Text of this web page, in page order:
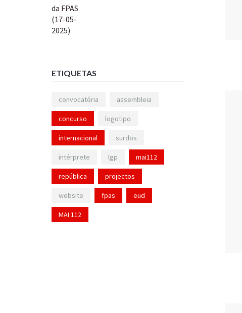
ETIQUETAS
convocatória assembleia
concurso logotipo
internacional surdos
intérprete lgp mai112
república projectos
website fpas eud
MAI 112